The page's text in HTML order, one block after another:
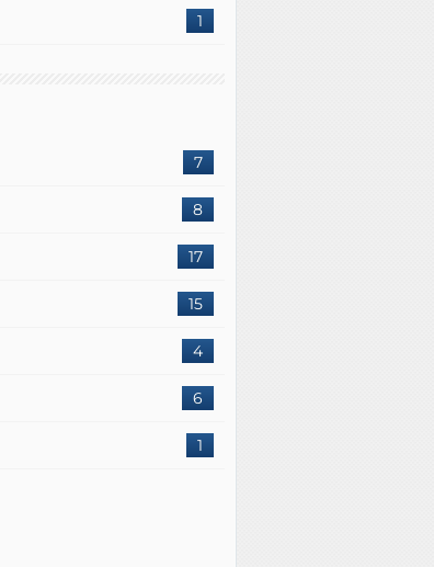
1
7
8
17
15
4
6
1